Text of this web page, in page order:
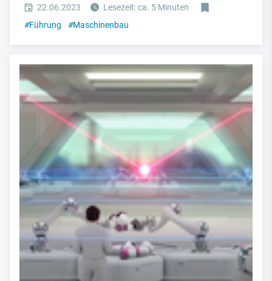
22.06.2023
Lesezeit: ca. 5 Minuten
#Führung #Maschinenbau